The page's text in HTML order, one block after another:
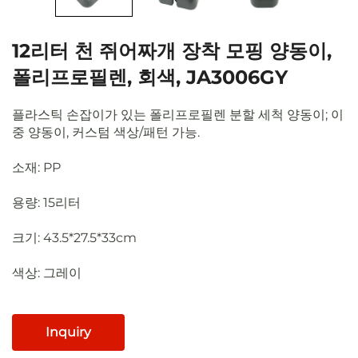
12리터 천 쥐어짜개 장착 모핑 양동이,
폴리프로필렌, 회색, JA3006GY
플라스틱 손잡이가 있는 폴리프로필렌 분할 세척 양동이; 이
중 양동이, 커스텀 색상/패턴 가능.
소재: PP
용량: 15리터
크기: 43.5*27.5*33cm
색상: 그레이
Inquiry